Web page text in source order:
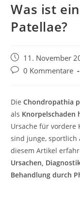
Was ist
Patellae?
11. November
0 Kommentare
DieChondropathia
als Knorpelschaden
Ursache für vordere
sind junge, sportlich
diesem Artikel
Ursachen,
Behandlung durch